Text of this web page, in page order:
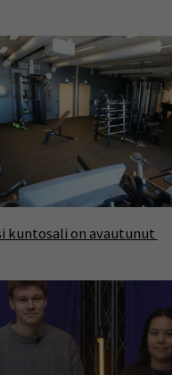
kuntosali on avautunut